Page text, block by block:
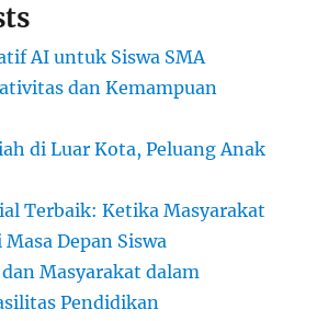
AI untuk Siswa SMA
dan Kemampuan
di Luar Kota, Peluang Anak
Terbaik: Ketika Masyarakat
Depan Siswa
Masyarakat dalam
Pendidikan